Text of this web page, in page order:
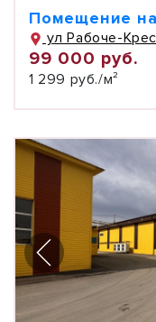
Помещение
ул Рабоче-
99 000 руб.
1 299 руб./м²